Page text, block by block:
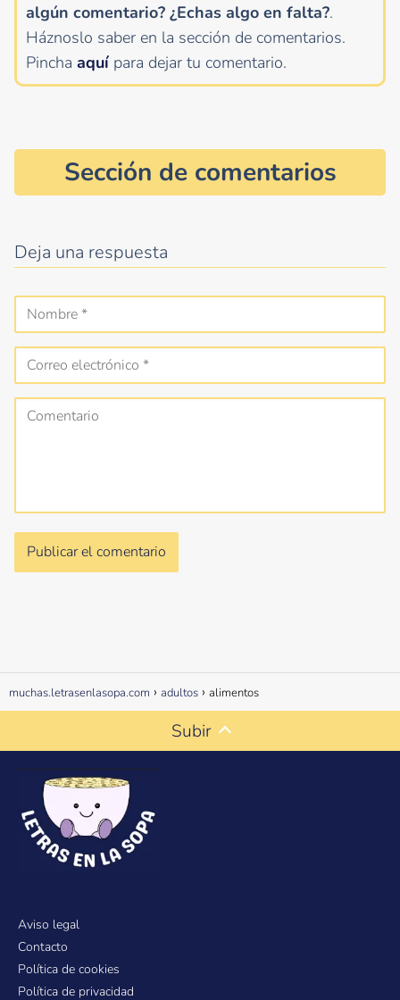
algún comentario? ¿Echas algo en falta?.
Háznoslo saber en la sección de comentarios.
Pincha aquí para dejar tu comentario.
Sección de comentarios
Deja una respuesta
muchas.letrasenlasopa.com adultos alimentos
Subir
Aviso legal
Contacto
Política de cookies
Política de privacidad